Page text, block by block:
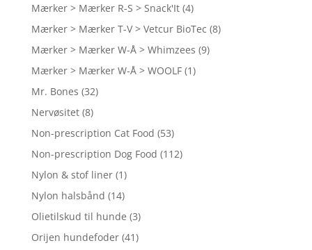
Mærker > Mærker R-S > Snack'It (4)
Mærker > Mærker T-V > Vetcur BioTec (8)
Mærker > Mærker W-Å > Whimzees (9)
Mærker > Mærker W-Å > WOOLF (1)
Mr. Bones (32)
Nervøsitet (8)
Non-prescription Cat Food (53)
Non-prescription Dog Food (112)
Nylon & stof liner (1)
Nylon halsbånd (14)
Olietilskud til hunde (3)
Orijen hundefoder (41)